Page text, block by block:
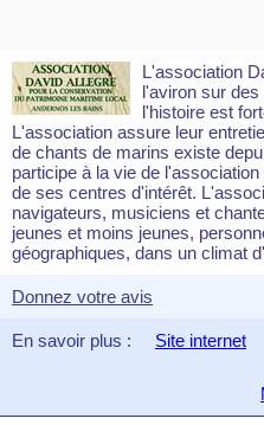
L'association
l'aviron sur
l'histoire est
L'association assure leur
de chants de marins existe
participe à la vie de
de ses centres d'intérêt.
navigateurs, musiciens et
jeunes et moins jeunes,
géographiques, dans un climat
Donnez votre avis
En savoir plus : Site internet